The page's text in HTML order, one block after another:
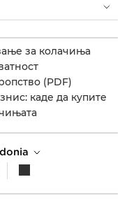
за колачиња
(PDF)
каде да купите